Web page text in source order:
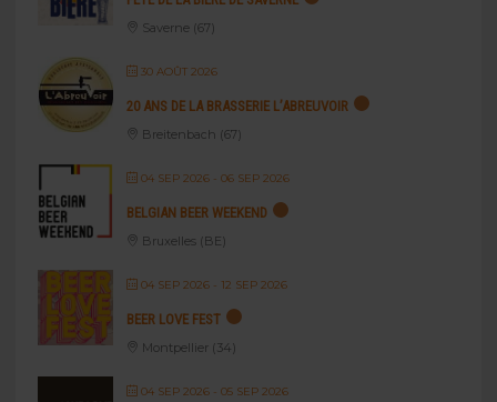
Saverne (67)
30 AOÛT 2026
20 ANS DE LA BRASSERIE L’ABREUVOIR
Breitenbach (67)
04 SEP 2026- 06 SEP 2026
BELGIAN BEER WEEKEND
Bruxelles (BE)
04 SEP 2026- 12 SEP 2026
BEER LOVE FEST
Montpellier (34)
04 SEP 2026- 05 SEP 2026